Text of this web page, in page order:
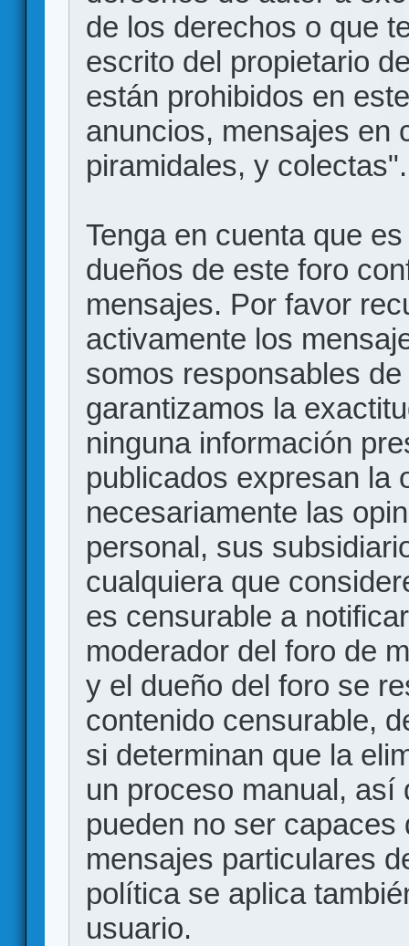
de los derechos o que
escrito del propietario
están prohibidos en
anuncios, mensajes en
piramidales, y colectas".
Tenga en cuenta que
dueños de este foro
mensajes. Por favor
activamente los
somos responsables
garantizamos la
ninguna información
publicados expresan la
necesariamente las
personal, sus
cualquiera que
es censurable a
moderador del foro de
y el dueño del foro se
contenido censurable,
si determinan que la
un proceso manual, así
pueden no ser
mensajes particulares
política se aplica
usuario.